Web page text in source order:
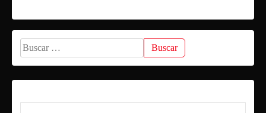
Ana Karina Gómez Coa
23
Buscar: